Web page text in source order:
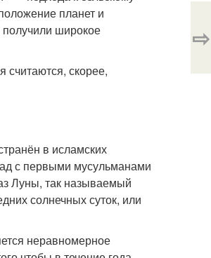
планет и
получили широкое
скорее,
в исламских
с первыми мусульманами
Луны, так называемый
солнечных суток, или
неравномерное
⇨